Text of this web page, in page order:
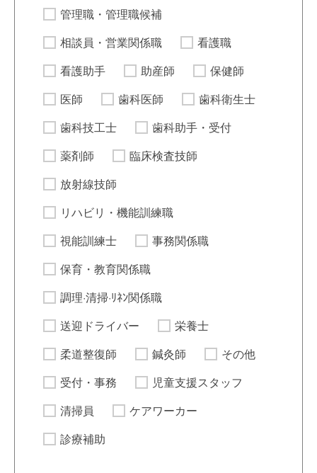
管理職・管理職候補
相談員・営業関係職
看護職
看護助手
助産師
保健師
医師
歯科医師
歯科衛生士
歯科技工士
歯科助手・受付
薬剤師
臨床検査技師
放射線技師
リハビリ・機能訓練職
視能訓練士
事務関係職
保育・教育関係職
調理·清掃·ﾘﾈﾝ関係職
送迎ドライバー
栄養士
柔道整復師
鍼灸師
その他
受付・事務
児童支援スタッフ
清掃員
ケアワーカー
診療補助